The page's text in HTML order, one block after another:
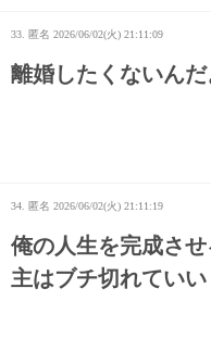
33. 匿名 2026/06/02(火) 21:11:09
離婚したくないん
34. 匿名 2026/06/02(火) 21:11:19
俺の人生を完成さ
主はブチ切れていい